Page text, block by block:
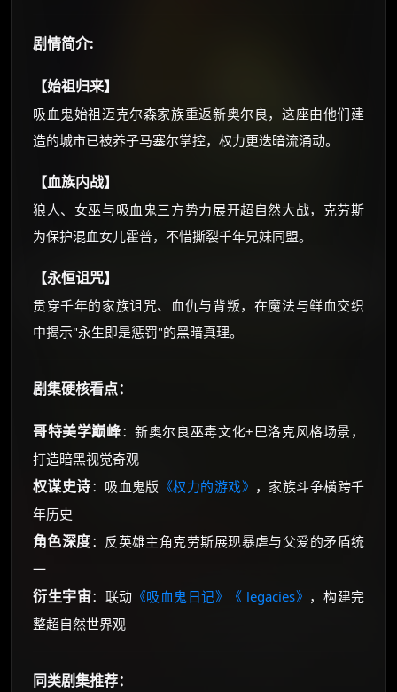
剧情简介:
【始祖归来】
吸血鬼始祖迈克尔森家族重返新奥尔良，这座由他们建
造的城市已被养子马塞尔掌控，权力更迭暗流涌动。
【血族内战】
狼人、女巫与吸血鬼三方势力展开超自然大战，克劳斯
为保护混血女儿霍普，不惜撕裂千年兄妹同盟。
【永恒诅咒】
贯穿千年的家族诅咒、血仇与背叛，在魔法与鲜血交织
中揭示"永生即是惩罚"的黑暗真理。
剧集硬核看点：
哥特美学巅峰：新奥尔良巫毒文化+巴洛克风格场景，
打造暗黑视觉奇观
权谋史诗：吸血鬼版 《权力的游戏》 ，家族斗争横跨千
年历史
角色深度：反英雄主角克劳斯展现暴虐与父爱的矛盾统
一
衍生宇宙：联动 《吸血鬼日记》 《 legacies》 ，构建完
整超自然世界观
同类剧集推荐：
☕ 海外大侠？通过 Ko-fi 赐茶